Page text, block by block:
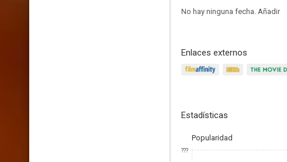
No hay ninguna fecha. Añadir
Enlaces externos
Estadísticas
Popularidad
???